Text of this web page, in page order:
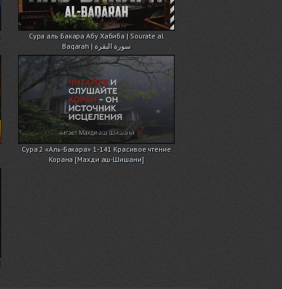
Cура аль Бакара Абу Хабиба | Sourate al
Baqarah | سورة البقرة
Сура 2 «Аль-Бакара» 1-141 Красивое чтение
Корана [Махди аш-Шишани]